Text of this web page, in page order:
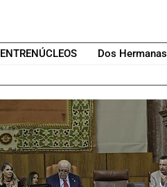
ENTRENÚCLEOS Dos Hermanas